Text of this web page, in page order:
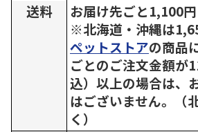
送料
お届け先ごと1,100円
※北海道・沖縄は
ペットストアの商品
ごとのご注文金額が
込）以上の場合は、
はございません。（
く）